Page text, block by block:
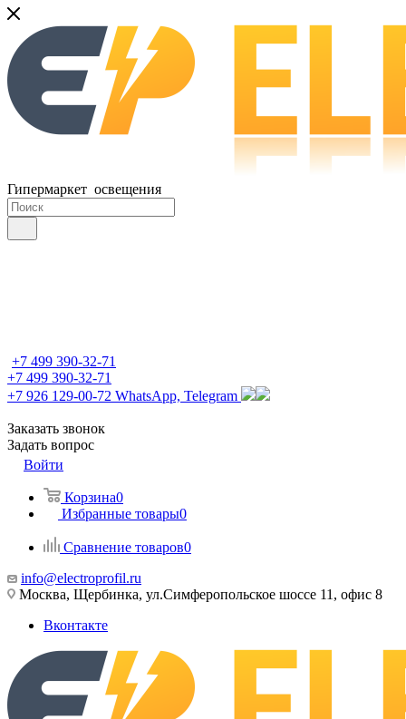
Гипермаркет освещения
+7 499 390-32-71
+7 499 390-32-71
+7 926 129-00-72 WhatsApp, Telegram
Заказать звонок
Задать вопрос
Войти
Корзина0
Избранные товары0
Сравнение товаров0
info@electroprofil.ru
Москва, Щербинка, ул.Симферопольское шоссе 11, офис 8
Вконтакте